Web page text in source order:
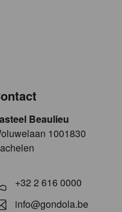
Beaulieu
1001830
+32 2 616 0000
info@gondola.be